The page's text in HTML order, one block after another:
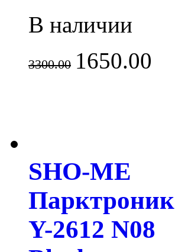
В наличии
3300.00 1650.00
SHO-ME
Парктроник
Y-2612 N08